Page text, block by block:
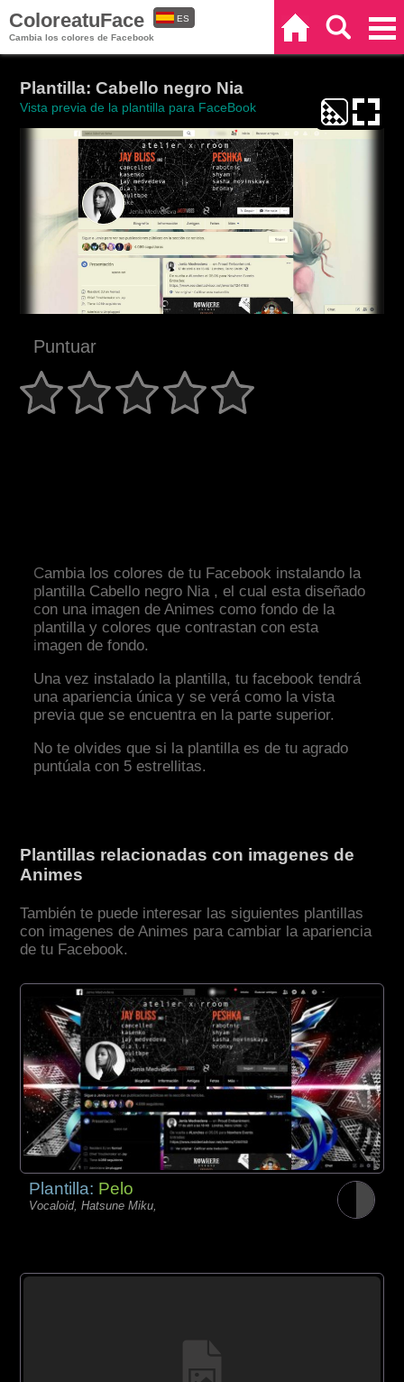
ColoreatuFace
Cambia los colores de Facebook
ES
Plantilla: Cabello negro Nia
Vista previa de la plantilla para FaceBook
Puntuar
Cambia los colores de tu Facebook instalando la
plantilla Cabello negro Nia , el cual esta diseñado
con una imagen de Animes como fondo de la
plantilla y colores que contrastan con esta
imagen de fondo.
Una vez instalado la plantilla, tu facebook tendrá
una apariencia única y se verá como la vista
previa que se encuentra en la parte superior.
No te olvides que si la plantilla es de tu agrado
puntúala con 5 estrellitas.
Plantillas relacionadas con imagenes de
Animes
También te puede interesar las siguientes plantillas
con imagenes de Animes para cambiar la apariencia
de tu Facebook.
Plantilla: Pelo
Vocaloid, Hatsune Miku,